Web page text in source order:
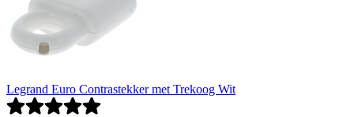
Legrand Euro Contrastekker met Trekoog Wit